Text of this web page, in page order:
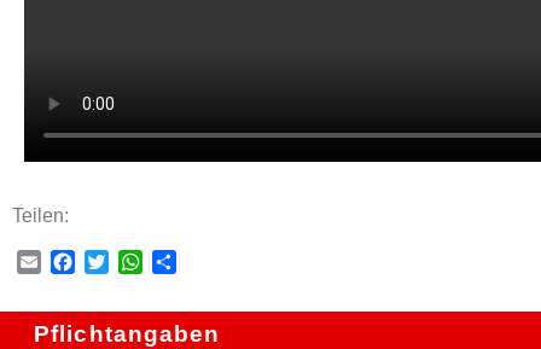
Teilen:
EmailFacebook
TwitterWhatsApp
Pflichtangaben